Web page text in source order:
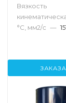
Вязкость
°С, мм2/с —